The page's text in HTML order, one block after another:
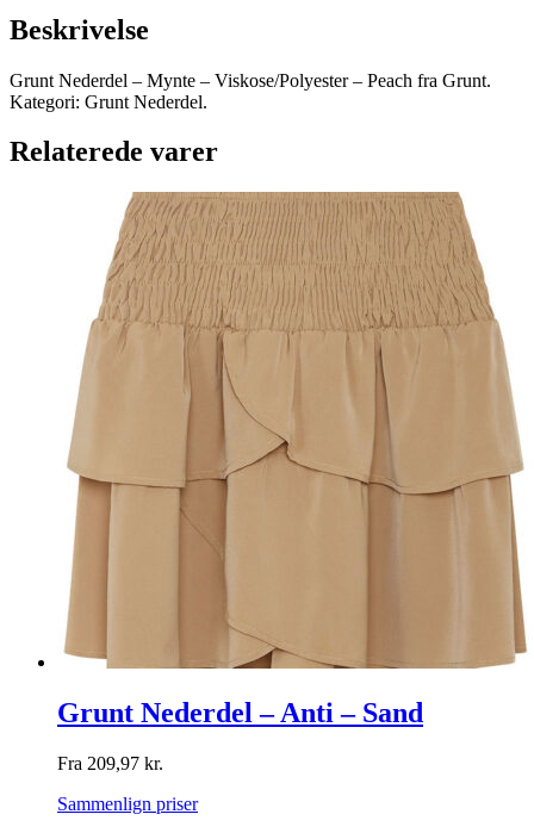
Beskrivelse
Grunt Nederdel – Mynte – Viskose/Polyester – Peach fra Grunt.
Kategori: Grunt Nederdel.
Relaterede varer
Grunt Nederdel – Anti – Sand
Fra 209,97 kr.
Sammenlign priser